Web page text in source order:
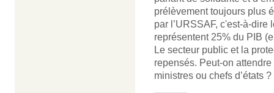
prélèvement toujours plus
par l’URSSAF, c'est-à-
représentent 25% du PIB
Le secteur public et la
repensés. Peut-on
ministres ou chefs d’états ?